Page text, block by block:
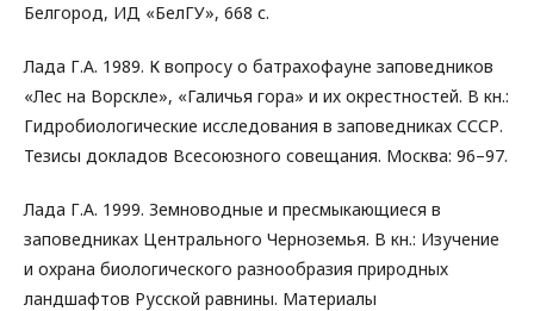
Белгород, ИД «БелГУ», 668 с.
Лада Г.А. 1989. К вопросу о батрахофауне заповедников
«Лес на Ворскле», «Галичья гора» и их окрестностей. В кн.:
Гидробиологические исследования в заповедниках СССР.
Тезисы докладов Всесоюзного совещания. Москва: 96–97.
Лада Г.А. 1999. Земноводные и пресмыкающиеся в
заповедниках Центрального Черноземья. В кн.: Изучение
и охрана биологического разнообразия природных
ландшафтов Русской равнины. Материалы